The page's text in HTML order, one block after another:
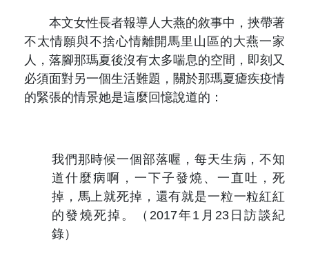
本文女性長者報導人大燕的敘事中，挾帶著
不太情願與不捨心情離開馬里山區的大燕一家
人，落腳那瑪夏後沒有太多喘息的空間，即刻又
必須面對另一個生活難題，關於那瑪夏瘧疾疫情
的緊張的情景她是這麼回憶說道的：
我們那時候一個部落喔，每天生病，不知
道什麼病啊，一下子發燒、一直吐，死
掉，馬上就死掉，還有就是一粒一粒紅紅
的發燒死掉。（2017年1月23日訪談紀
錄）